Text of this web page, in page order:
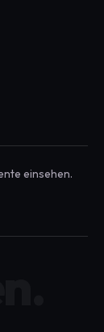
einsehen.